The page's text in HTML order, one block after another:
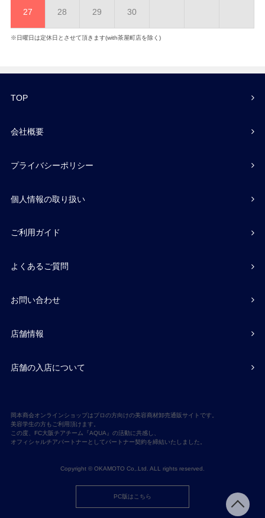
27 28 29 30
※日曜日は定休日とさせて頂きます(with茶屋町店を除く)
TOP
会社概要
プライバシーポリシー
個人情報の取り扱い
ご利用ガイド
よくあるご質問
お問い合わせ
店舗情報
店舗の入店について
岡本商会オンラインショップはプロの方向けの美容商材卸売通販サイトです。
美容学生の方もご利用頂けます。
この度、FC大阪チアチーム『AQUA』の活動に共感し、
オフィシャルチアパートナーとしてパートナー契約を締結いたしました。
Copyright © OKAMOTO Co,.Ltd. ALL rights reserved.
PC版はこちら